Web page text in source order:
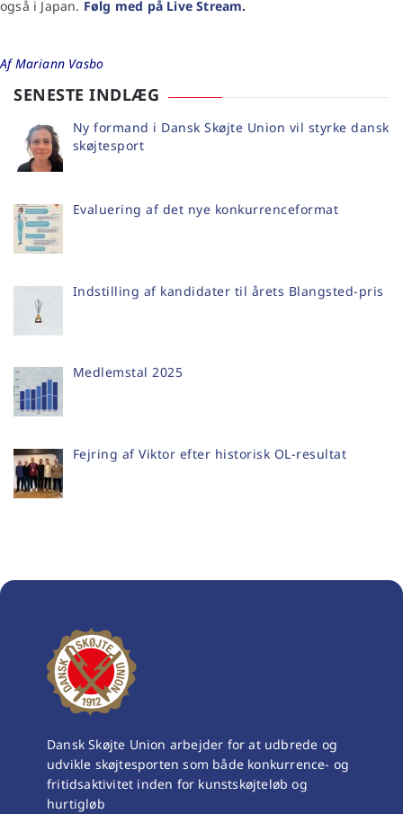
også i Japan. Følg med på Live Stream.
Af Mariann Vasbo
SENESTE INDLÆG
Ny formand i Dansk Skøjte Union vil styrke dansk
skøjtesport
Evaluering af det nye konkurrenceformat
Indstilling af kandidater til årets Blangsted-pris
Medlemstal 2025
Fejring af Viktor efter historisk OL-resultat
Dansk Skøjte Union arbejder for at udbrede og
udvikle skøjtesporten som både konkurrence- og
fritidsaktivitet inden for kunstskøjteløb og
hurtigløb